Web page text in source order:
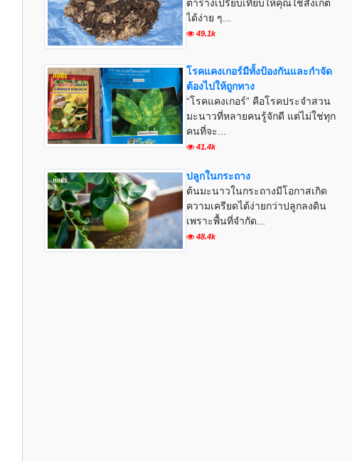
ตารางเปรียบเทียบให้คุณใช้สังเกต
ได้ง่าย ๆ...
49.1k
โรคแคงเกอร์มีทั้งป้องกันและกำจัด
ต้องไปให้ถูกทาง
“โรคแคงเกอร์” คือโรคประจำสวน
มะนาวที่หลายคนรู้จักดี แต่ไม่ใช่ทุก
คนที่จะ...
41.4k
ปลูกในกระถาง
ต้นมะนาวในกระถางมีโอกาสเกิด
ความเครียดได้ง่ายกว่าปลูกลงดิน
เพราะพื้นที่จำกัด...
48.4k